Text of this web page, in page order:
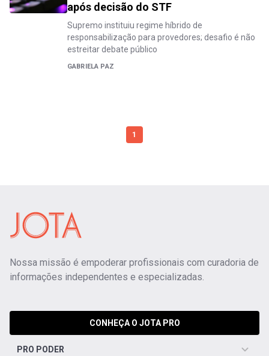
após decisão do STF
Supremo instituiu regime híbrido de
responsabilização para provedores; desafio é não
estreitar debate público
GABRIELA PAZ
1
Nossa missão é empoderar profissionais com curadoria de
informações independentes e especializadas.
CONHEÇA O JOTA PRO
PRO PODER